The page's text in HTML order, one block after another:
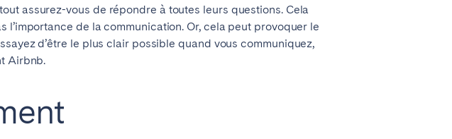
assurez-vous de répondre à toutes leurs questions. Cela
de la communication. Or, cela peut provoquer le
d’être le plus clair possible quand vous communiquez,
Airbnb.